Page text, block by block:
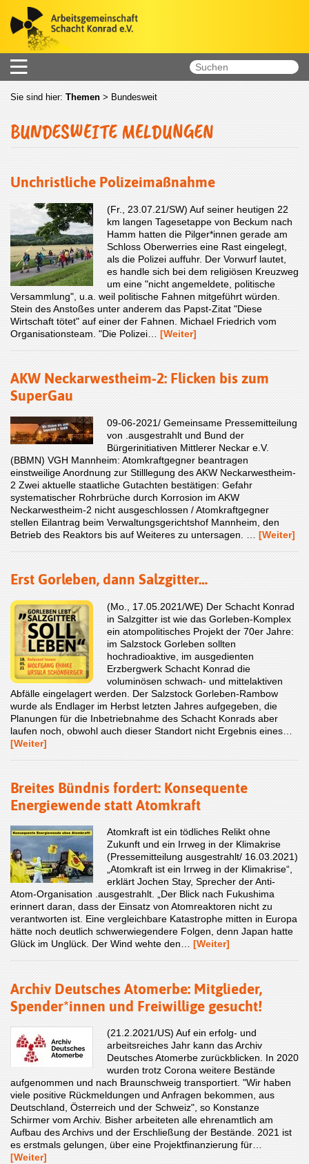
Sie sind hier: Themen > Bundesweit
BUNDESWEITE MELDUNGEN
Unchristliche Polizeimaßnahme
(Fr., 23.07.21/SW) Auf seiner heutigen 22
km langen Tagesetappe von Beckum nach
Hamm hatten die Pilger*innen gerade am
Schloss Oberwerries eine Rast eingelegt,
als die Polizei auffuhr. Der Vorwurf lautet,
es handle sich bei dem religiösen Kreuzweg
um eine "nicht angemeldete, politische
Versammlung", u.a. weil politische Fahnen mitgeführt würden.
Stein des Anstoßes unter anderem das Papst-Zitat "Diese
Wirtschaft tötet" auf einer der Fahnen. Michael Friedrich vom
Organisationsteam. "Die Polizei… [Weiter]
AKW Neckarwestheim-2: Flicken bis zum
SuperGau
09-06-2021/ Gemeinsame Pressemitteilung
von .ausgestrahlt und Bund der
Bürgerinitiativen Mittlerer Neckar e.V.
(BBMN) VGH Mannheim: Atomkraftgegner beantragen
einstweilige Anordnung zur Stilllegung des AKW Neckarwestheim-
2 Zwei aktuelle staatliche Gutachten bestätigen: Gefahr
systematischer Rohrbrüche durch Korrosion im AKW
Neckarwestheim-2 nicht ausgeschlossen / Atomkraftgegner
stellen Eilantrag beim Verwaltungsgerichtshof Mannheim, den
Betrieb des Reaktors bis auf Weiteres zu untersagen. … [Weiter]
Erst Gorleben, dann Salzgitter…
(Mo., 17.05.2021/WE) Der Schacht Konrad
in Salzgitter ist wie das Gorleben-Komplex
ein atompolitisches Projekt der 70er Jahre:
im Salzstock Gorleben sollten
hochradioaktive, im ausgedienten
Erzbergwerk Schacht Konrad die
voluminösen schwach- und mittelaktiven
Abfälle eingelagert werden. Der Salzstock Gorleben-Rambow
wurde als Endlager im Herbst letzten Jahres aufgegeben, die
Planungen für die Inbetriebnahme des Schacht Konrads aber
laufen noch, obwohl auch dieser Standort nicht Ergebnis eines…
[Weiter]
Breites Bündnis fordert: Konsequente
Energiewende statt Atomkraft
Atomkraft ist ein tödliches Relikt ohne
Zukunft und ein Irrweg in der Klimakrise
(Pressemitteilung ausgestrahlt/ 16.03.2021)
„Atomkraft ist ein Irrweg in der Klimakrise“,
erklärt Jochen Stay, Sprecher der Anti-
Atom-Organisation .ausgestrahlt. „Der Blick nach Fukushima
erinnert daran, dass der Einsatz von Atomreaktoren nicht zu
verantworten ist. Eine vergleichbare Katastrophe mitten in Europa
hätte noch deutlich schwerwiegendere Folgen, denn Japan hatte
Glück im Unglück. Der Wind wehte den… [Weiter]
Archiv Deutsches Atomerbe: Mitglieder,
Spender*innen und Freiwillige gesucht!
(21.2.2021/US) Auf ein erfolg- und
arbeitsreiches Jahr kann das Archiv
Deutsches Atomerbe zurückblicken. In 2020
wurden trotz Corona weitere Bestände
aufgenommen und nach Braunschweig transportiert. "Wir haben
viele positive Rückmeldungen und Anfragen bekommen, aus
Deutschland, Österreich und der Schweiz", so Konstanze
Schirmer vom Archiv. Bisher arbeiteten alle ehrenamtlich am
Aufbau des Archivs und der Erschließung der Bestände. 2021 ist
es erstmals gelungen, über eine Projektfinanzierung für…
[Weiter]